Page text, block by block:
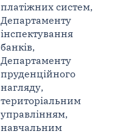
платіжних систем,
Департаменту
інспектування
банків,
Департаменту
пруденційного
нагляду,
територіальним
управлінням,
навчальним